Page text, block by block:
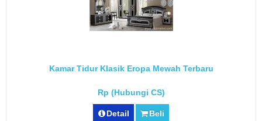
Kamar Tidur Klasik Eropa Mewah Terbaru
Rp (Hubungi CS)
Detail Beli